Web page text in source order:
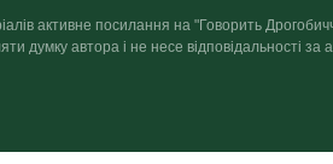
активне посилання на "Говорить
думку автора і не несе відповідальності за